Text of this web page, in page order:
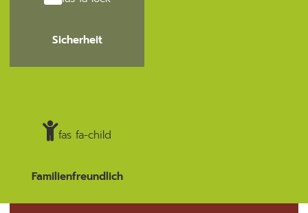
Sicherheit
fas fa-child
Familienfreundlich